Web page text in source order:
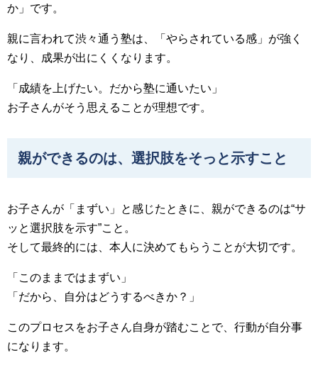
か」です。
親に言われて渋々通う塾は、「やらされている感」が強く
なり、成果が出にくくなります。
「成績を上げたい。だから塾に通いたい」
お子さんがそう思えることが理想です。
親ができるのは、選択肢をそっと示すこと
お子さんが「まずい」と感じたときに、親ができるのは“サ
ッと選択肢を示す”こと。
そして最終的には、本人に決めてもらうことが大切です。
「このままではまずい」
「だから、自分はどうするべきか？」
このプロセスをお子さん自身が踏むことで、行動が自分事
になります。